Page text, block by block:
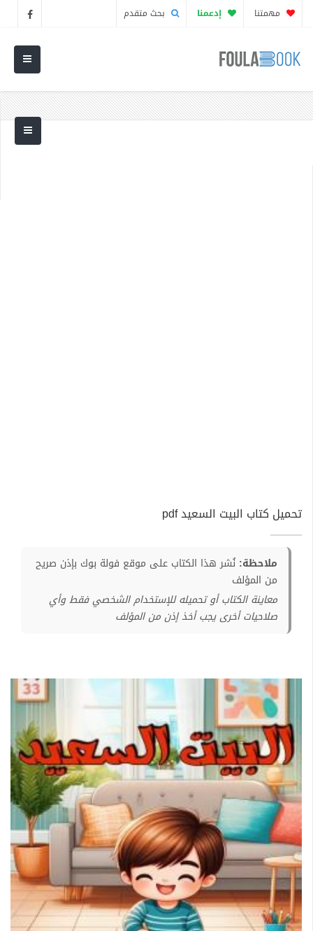
مهمتنا إدعمنا بحث متقدم
تحميل كتاب البيت السعيد pdf
ملاحظة: نُشر هذا الكتاب على موقع فولة بوك بإذن صريح
من المؤلف
معاينة الكتاب أو تحميله للإستخدام الشخصي فقط وأي
صلاحيات أخرى يجب أخذ إذن من المؤلف